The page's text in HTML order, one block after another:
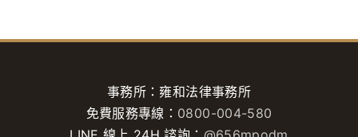
事務所：雍和法律事務所
免費服務專線： 0800-004-580